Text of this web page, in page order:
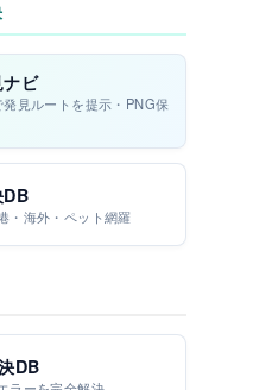
ビ
見ルートを提示・PNG保
DB
・海外・ペット網羅
DB